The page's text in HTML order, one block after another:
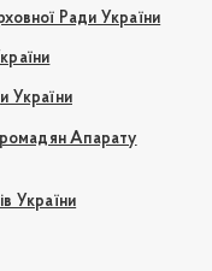
Ради України
України
Апарату
України